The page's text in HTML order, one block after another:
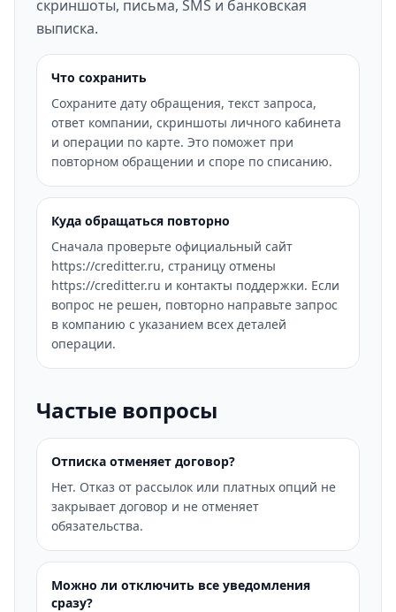
скриншоты, письма, SMS и банковская
выписка.
Что сохранить
Сохраните дату обращения, текст запроса,
ответ компании, скриншоты личного кабинета
и операции по карте. Это поможет при
повторном обращении и споре по списанию.
Куда обращаться повторно
Сначала проверьте официальный сайт
https://creditter.ru, страницу отмены
https://creditter.ru и контакты поддержки. Если
вопрос не решен, повторно направьте запрос
в компанию с указанием всех деталей
операции.
Частые вопросы
Отписка отменяет договор?
Нет. Отказ от рассылок или платных опций не
закрывает договор и не отменяет
обязательства.
Можно ли отключить все уведомления
сразу?